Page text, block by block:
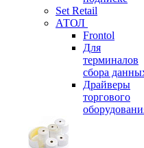
Set Retail
АТОЛ
Frontol
Для
терминалов
сбора
Драйверы
торгового